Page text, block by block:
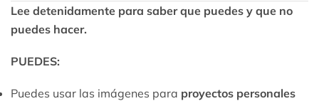
Lee detenidamente para saber que puedes y que no
puedes hacer.
PUEDES:
Puedes usar las imágenes para proyectos personales